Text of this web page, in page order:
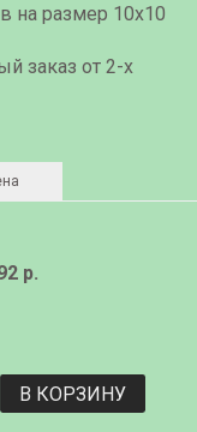
на размер 10х10
заказ от 2-х
р.
В КОРЗИНУ